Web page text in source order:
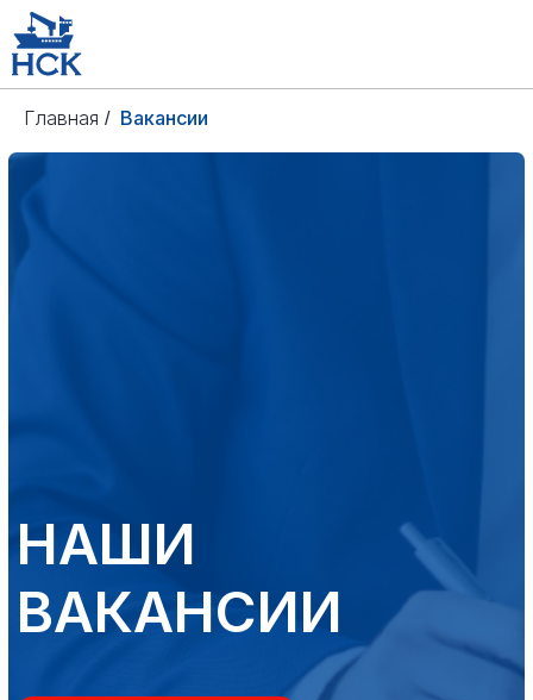
Главная / Вакансии
СВЯЗАТЬСЯ С НАМИ